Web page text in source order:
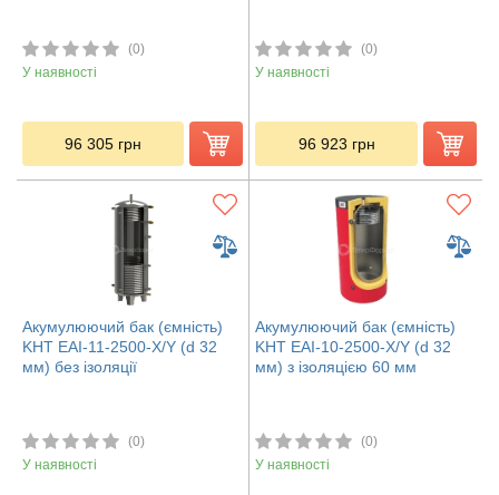
(0)
У наявності
96 305 грн
(0)
У наявності
96 923 грн
Акумулюючий бак (ємність)
KHT EAI-11-2500-X/Y (d 32
мм) без ізоляції
(0)
У наявності
Акумулюючий бак (ємність)
KHT EAI-10-2500-X/Y (d 32
мм) з ізоляцією 60 мм
(0)
У наявності